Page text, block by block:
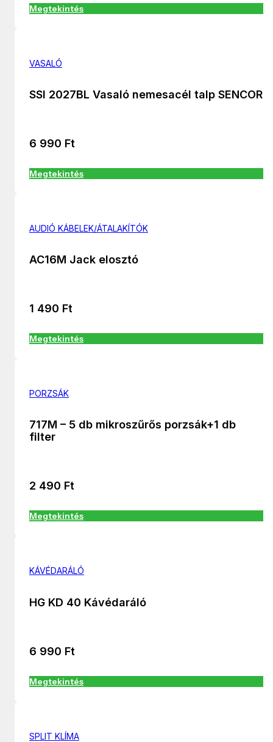
Megtekintés
VASALÓ
SSI 2027BL Vasaló nemesacél talp SENCOR
6 990 Ft
Megtekintés
AUDIÓ KÁBELEK/ÁTALAKÍTÓK
AC16M Jack elosztó
1 490 Ft
Megtekintés
PORZSÁK
717M – 5 db mikroszűrős porzsák+1 db
filter
2 490 Ft
Megtekintés
KÁVÉDARÁLÓ
HG KD 40 Kávédaráló
6 990 Ft
Megtekintés
SPLIT KLÍMA